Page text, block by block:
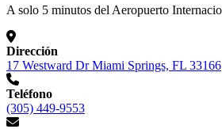
A solo 5 minutos del Aeropuerto
Dirección
17 Westward Dr Miami Springs, FL 33166
Teléfono
(305) 449-9553